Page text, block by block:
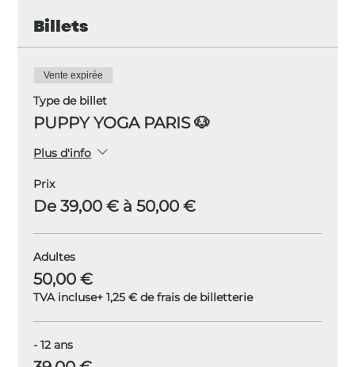
Billets
Vente expirée
Type de billet
PUPPY YOGA PARIS 🐶
Plus d'info
Prix
De 39,00 € à 50,00 €
Adultes
50,00 €
TVA incluse+ 1,25 € de frais de billetterie
- 12 ans